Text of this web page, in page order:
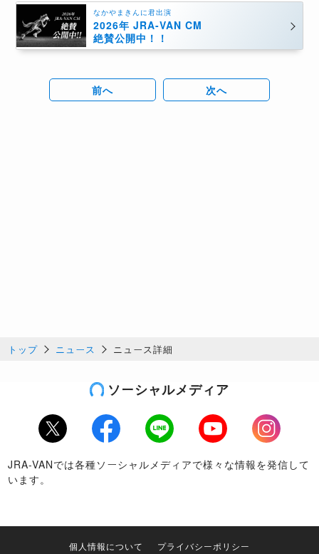
なかやまきんに君出演
2026年 JRA-VAN CM
絶賛公開中！！
前へ 次へ
トップ ニュース ニュース詳細
ソーシャルメディア
Twitter Facebook LINE Youtube
Instagram
JRA-VANでは各種ソーシャルメディアで様々な情報を発信して
います。
個人情報について プライバシーポリシー